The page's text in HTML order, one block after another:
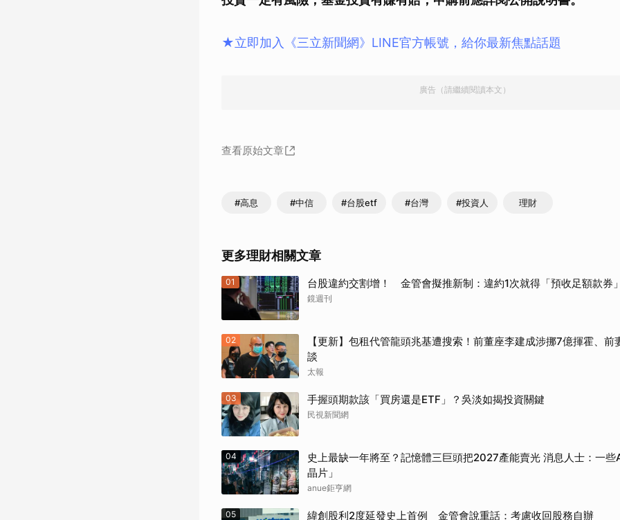
★立即加入《三立新聞網》LINE官方帳號，給你最新焦點話題
廣告（請繼續閱讀本文）
查看原始文章
#高息 #中信 #台股etf #台灣 #投資人 理財
更多理財相關文章
01 台股違約交割增！ 金管會擬推新制：違約1次就得「預收足額款券
鏡週刊
02
【更新】包租代管龍頭兆基遭搜索！前董座李建成涉挪7億揮霍、
談
太報
03 手握頭期款該「買房還是ETF」？吳淡如揭投資關鍵
民視新聞網
04
史上最缺一年將至？記憶體三巨頭把2027產能賣光 消息人士：一
晶片」
anue鉅亨網
05 緯創股利2度延發史上首例 金管會說重話：考慮收回股務自辦